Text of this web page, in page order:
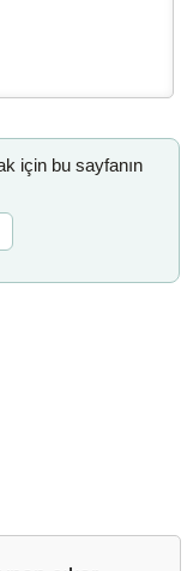
için bu sayfanın